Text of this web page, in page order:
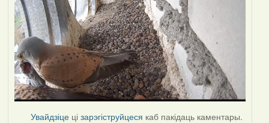
Увайдзіце цізарэгіструйцеся каб пакідаць каментары.